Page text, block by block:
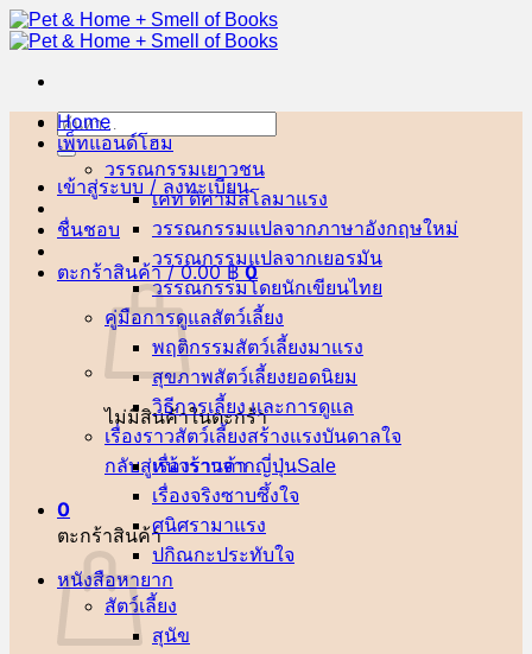
ข้าม
ไป
เนื้อหา
ค้นหา:
เข้าสู่ระบบ / ลงทะเบียน
ชื่นชอบ
ตะกร้าสินค้า /0.00฿ 0
ไม่มีสินค้าในตะกร้า
กลับสู่หน้าร้านค้า
0
ตะกร้าสินค้า
Home
เพ็ทแอนด์โฮม
วรรณกรรมเยาวชน
เคท ดิคามิลโล
วรรณกรรมแปลจากภาษาอังกฤษ
วรรณกรรมแปลจากเยอรมัน
วรรณกรรมโดยนักเขียนไทย
คู่มือการดูแลสัตว์เลี้ยง
พฤติกรรมสัตว์เลี้ยง
สุขภาพสัตว์เลี้ยง
วิธีการเลี้ยง และการดูแล
เรื่องราวสัตว์เลี้ยงสร้างแรงบันดาลใจ
เรื่องราวจากญี่ปุ่น
เรื่องจริงซาบซึ้งใจ
ศนิศรา
ปกิณกะประทับใจ
หนังสือหายาก
สัตว์เลี้ยง
สุนัข